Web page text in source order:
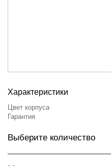
Характеристики
Цвет корпуса
Гарантия
Выберите количество